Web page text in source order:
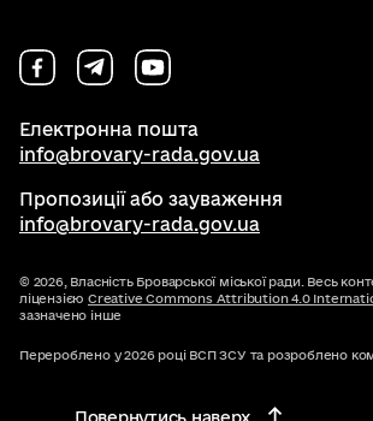
Електронна пошта
info@brovary-rada.gov.ua
Пропозиції або зауваження
info@brovary-rada.gov.ua
© 2026, Власність Броварської міської ради. Весь
ліцензією Creative Commons Attribution 4.0
зазначено інше
Перероблено у 2026 році ВСП ЗСУ та розроблено
Повернутись наверх